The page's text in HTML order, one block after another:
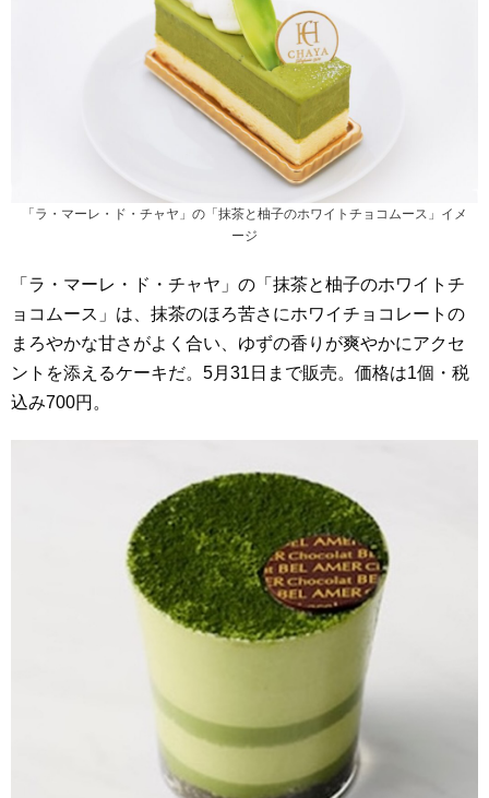
「ラ・マーレ・ド・チャヤ」の「抹茶と柚子のホワイトチョコムース」イメ
ージ
「ラ・マーレ・ド・チャヤ」の「抹茶と柚子のホワイトチ
ョコムース」は、抹茶のほろ苦さにホワイチョコレートの
まろやかな甘さがよく合い、ゆずの香りが爽やかにアクセ
ントを添えるケーキだ。5月31日まで販売。価格は1個・税
込み700円。